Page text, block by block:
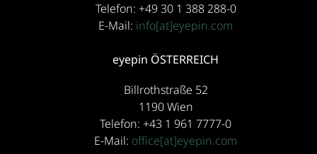
Telefon: +49 30 1 388 288-0
E-Mail: info[at]eyepin.com
eyepin ÖSTERREICH
Billrothstraße 52
1190 Wien
Telefon: +43 1 961 7777-0
E-Mail: office[at]eyepin.com